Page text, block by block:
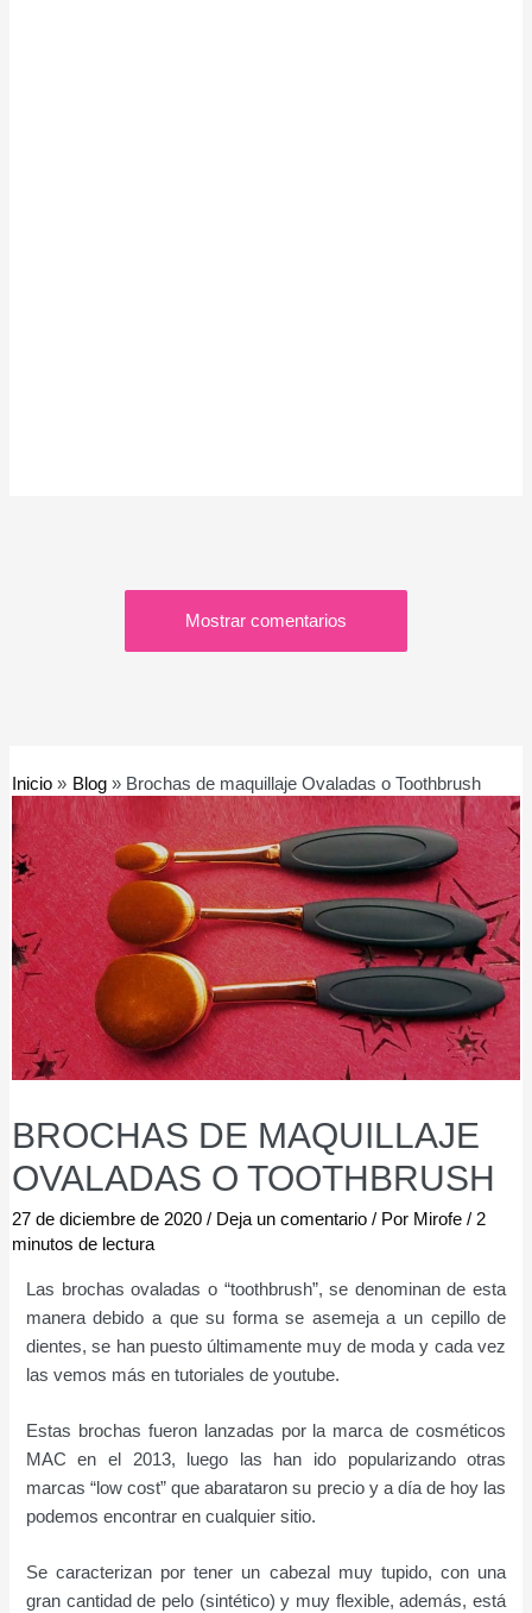
Mostrar comentarios
Inicio Blog Brochas de maquillaje Ovaladas o Toothbrush
BROCHAS DE MAQUILLAJE
OVALADAS O TOOTHBRUSH
27 de diciembre de 2020/ Deja un comentario / Por Mirofe / 2
minutos de lectura
Las brochas ovaladas o “toothbrush”, se denominan de esta
manera debido a que su forma se asemeja a un cepillo de
dientes, se han puesto últimamente muy de moda y cada vez
las vemos más en tutoriales de youtube.
Estas brochas fueron lanzadas por la marca de cosméticos
MAC en el 2013, luego las han ido popularizando otras
marcas “low cost” que abarataron su precio y a día de hoy las
podemos encontrar en cualquier sitio.
Se caracterizan por tener un cabezal muy tupido, con una
gran cantidad de pelo (sintético) y muy flexible, además, está